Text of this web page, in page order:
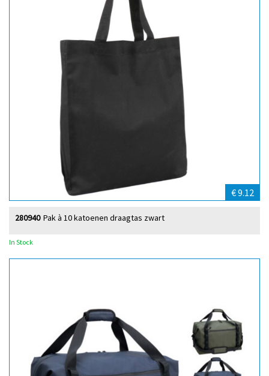
€ 9.12
Pak à 10 katoenen draagtas zwart
280940
In Stock